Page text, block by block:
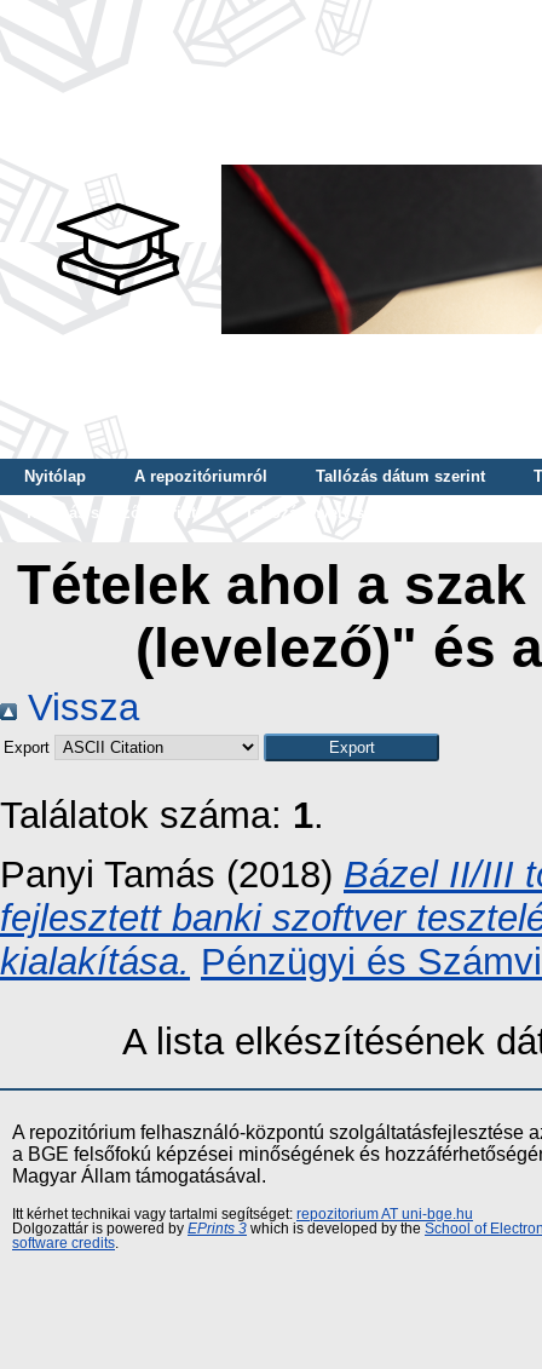
Nyitólap A repozitóriumról Tallózás dátum szerint
Tallózás szerző szerint
Tallózás nyelv szerint
Tételek ahol a
(levelező)" és
Vissza
Export
Találatok száma: 1.
Panyi Tamás (2018) Bázel II/III
fejlesztett banki szoftver
kialakítása. Pénzügyi és
A lista elkészítésének
A repozitórium felhasználó-központú szolgáltatásfejlesztése
a BGE felsőfokú képzései minőségének és
Magyar Állam támogatásával.
Itt kérhet technikai vagy tartalmi segítséget: repozitorium AT uni-bge.hu
Dolgozattár is powered by EPrints 3 which is developed by the School of
software credits